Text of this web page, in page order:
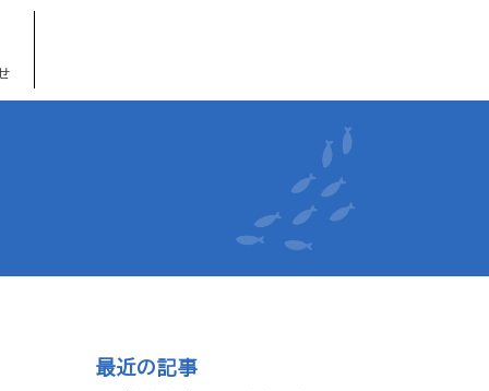
最近の記事